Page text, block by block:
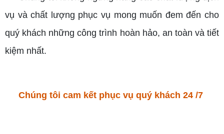
vụ và chất lượng phục vụ mong muốn đem đến cho
quý khách những công trình hoàn hảo, an toàn và tiết
kiệm nhất.
Chúng tôi cam kết phục vụ quý khách 24 /7